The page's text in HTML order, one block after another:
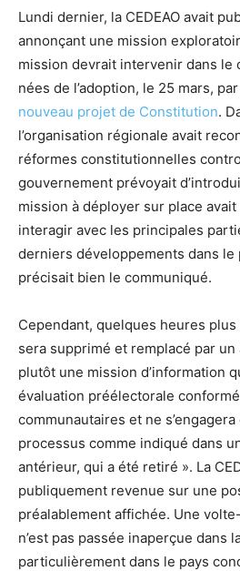
Lundi dernier, la CEDEAO avait
annonçant une mission
mission devrait intervenir dans le
nées de l’adoption, le 25 mars,
nouveau projet de Constitution.
l’organisation régionale avait
réformes constitutionnelles
gouvernement prévoyait
mission à déployer sur place
interagir avec les principales
derniers développements dans le
précisait bien le communiqué.
Cependant, quelques heures
sera supprimé et remplacé par
plutôt une mission d’information
évaluation préélectorale
communautaires et ne
processus comme indiqué dans
antérieur, qui a été retiré ». La
publiquement revenue sur une
préalablement affichée. Une
n’est pas passée inaperçue dans
particulièrement dans le pays